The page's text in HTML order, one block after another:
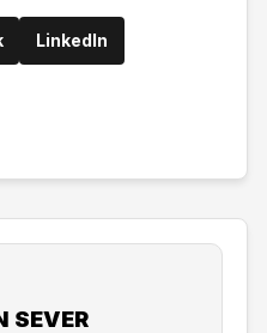
LinkedIn
SEVER